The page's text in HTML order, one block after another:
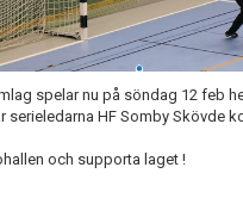
spelar nu på söndag 12 feb
serieledarna HF Somby Skövde
och supporta laget !